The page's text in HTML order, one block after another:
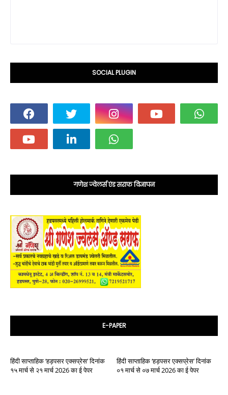
SOCIAL PLUGIN
गणेश ज्वेलर्स एंड सराफ विज्ञापन
E-PAPER
हिंदी साप्ताहिक ‘हड़पसर एक्सप्रेस’ दिनांक
१५ मार्च से २१ मार्च 2026 का ई पेपर
हिंदी साप्ताहिक ‘हड़पसर एक्सप्रेस’ दिनांक
०१ मार्च से ०७ मार्च 2026 का ई पेपर